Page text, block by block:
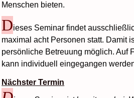
Menschen bieten.
Dieses Seminar findet
maximal acht Personen statt. Damit
persönliche Betreuung möglich. Auf
kann individuell eingegangen
Nächster Termin